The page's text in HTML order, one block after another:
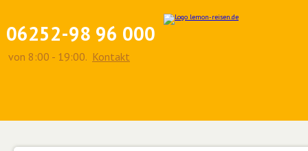
06252-98 96 000
von 8:00 - 19:00. Kontakt